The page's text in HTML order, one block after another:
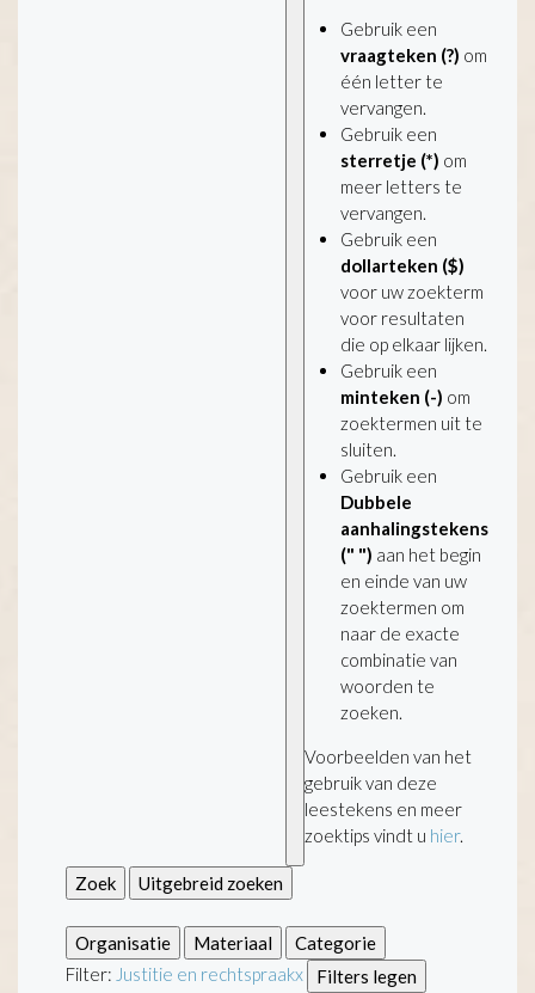
Gebruik een
vraagteken (?) om
één letter te
vervangen.
Gebruik een
sterretje (*) om
meer letters te
vervangen.
Gebruik een
dollarteken ($)
voor uw zoekterm
voor resultaten
die op elkaar lijken.
Gebruik een
minteken (-) om
zoektermen uit te
sluiten.
Gebruik een
Dubbele
aanhalingstekens
(" ") aan het begin
en einde van uw
zoektermen om
naar de exacte
combinatie van
woorden te
zoeken.
Voorbeelden van het
gebruik van deze
leestekens en meer
zoektips vindt u hier.
Zoek Uitgebreid zoeken
Organisatie Materiaal
Categorie
Filter: Justitie en rechtspraakx
Filters legen